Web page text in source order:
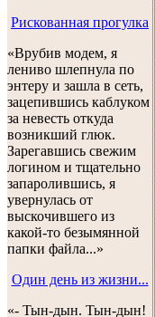
Рискованная прогулка
«Врубив модем, я
лениво шлепнула по
энтеру и зашла в сеть,
зацепившись каблуком
за невесть откуда
возникший глюк.
Зарегавшись свежим
логином и тщательно
запаролившись, я
увернулась от
выскочившего из
какой-то безымянной
папки файла...»
Один день из жизни...
«- Тын-дын. Тын-дын!